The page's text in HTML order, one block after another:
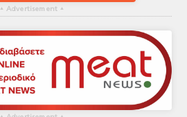
▴ Advertisement ▴